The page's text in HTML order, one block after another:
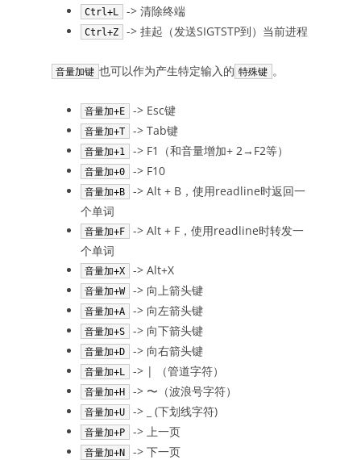
Ctrl+L -> 清除终端
Ctrl+Z -> 挂起（发送SIGTSTP到）当前进程
音量加键 也可以作为产生特定输入的 特殊键 。
音量加+E -> Esc键
音量加+T -> Tab键
音量加+1 -> F1（和音量增加+ 2→F2等）
音量加+0 -> F10
音量加+B
-> Alt + B，使用readline时返回一
个单词
音量加+F
-> Alt + F，使用readline时转发一
个单词
音量加+X -> Alt+X
音量加+W -> 向上箭头键
音量加+A -> 向左箭头键
音量加+S -> 向下箭头键
音量加+D -> 向右箭头键
音量加+L -> | （管道字符）
音量加+H -> 〜（波浪号字符）
音量加+U -> _ (下划线字符)
音量加+P -> 上一页
音量加+N -> 下一页